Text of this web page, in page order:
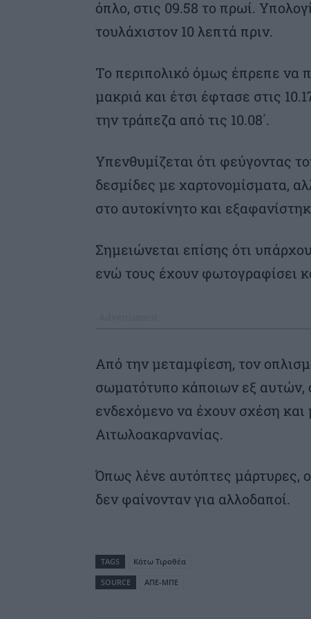
όπλο, στις 09.58 το πρωί.
τουλάχιστον 10 λεπτά πριν.
Το περιπολικό όμως έπρεπε να
μακριά και έτσι έφτασε στις
την τράπεζα από τις 10.08΄.
Υπενθυμίζεται ότι φεύγοντας
δεσμίδες με χαρτονομίσματα,
στο αυτοκίνητο και
Σημειώνεται επίσης ότι
ενώ τους έχουν φωτογραφίσει
Από την μεταμφίεση, τον
σωματότυπο κάποιων εξ αυτών,
ενδεχόμενο να έχουν σχέση
Αιτωλοακαρνανίας.
Όπως λένε αυτόπτες μάρτυρες,
δεν φαίνονταν για αλλοδαποί.
TAGS
Κάτω Τιροθέα
SOURCE
ΑΠΕ-ΜΠΕ